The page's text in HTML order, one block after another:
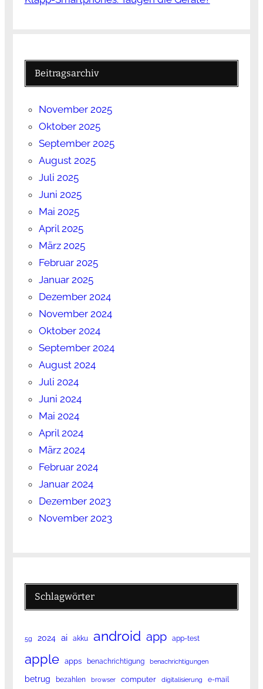
Beitragsarchiv
November 2025
Oktober 2025
September 2025
August 2025
Juli 2025
Juni 2025
Mai 2025
April 2025
März 2025
Februar 2025
Januar 2025
Dezember 2024
November 2024
Oktober 2024
September 2024
August 2024
Juli 2024
Juni 2024
Mai 2024
April 2024
März 2024
Februar 2024
Januar 2024
Dezember 2023
November 2023
Schlagwörter
5g 2024 ai akku android app app-test
apple apps benachrichtigung benachrichtigungen
betrug bezahlen browser computer digitalisierung e-mail